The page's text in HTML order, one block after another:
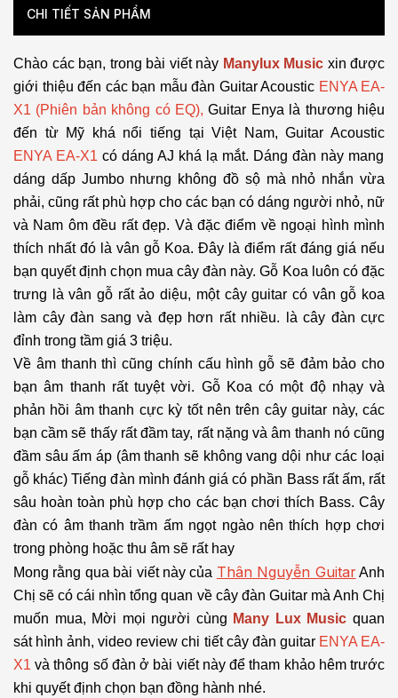
CHI TIẾT SẢN PHẨM
Chào các bạn, trong bài viết này Manylux Music xin được
giới thiệu đến các bạn mẫu đàn Guitar Acoustic ENYA EA-
X1 (Phiên bản không có EQ),Guitar Enya là thương hiệu
đến từ Mỹ khá nổi tiếng tại Việt Nam, Guitar Acoustic
ENYA EA-X1 có dáng AJ khá lạ mắt. Dáng đàn này mang
dáng dấp Jumbo nhưng không đồ sộ mà nhỏ nhắn vừa
phải, cũng rất phù hợp cho các bạn có dáng người nhỏ, nữ
và Nam ôm đều rất đẹp. Và đặc điểm về ngoại hình mình
thích nhất đó là vân gỗ Koa. Đây là điểm rất đáng giá nếu
bạn quyết định chọn mua cây đàn này. Gỗ Koa luôn có đặc
trưng là vân gỗ rất ảo diệu, một cây guitar có vân gỗ koa
làm cây đàn sang và đẹp hơn rất nhiều. là cây đàn cực
đỉnh trong tầm giá 3 triệu.
Về âm thanh thì cũng chính cấu hình gỗ sẽ đảm bảo cho
bạn âm thanh rất tuyệt vời. Gỗ Koa có một độ nhạy và
phản hồi âm thanh cực kỳ tốt nên trên cây guitar này, các
bạn cầm sẽ thấy rất đầm tay, rất nặng và âm thanh nó cũng
đầm sâu ấm áp (âm thanh sẽ không vang dội như các loại
gỗ khác) Tiếng đàn mình đánh giá có phần Bass rất ấm, rất
sâu hoàn toàn phù hợp cho các bạn chơi thích Bass. Cây
đàn có âm thanh trầm ấm ngọt ngào nên thích hợp chơi
trong phòng hoặc thu âm sẽ rất hay
Mong rằng qua bài viết này của Thân Nguyễn Guitar Anh
Chị sẽ có cái nhìn tổng quan về cây đàn Guitar mà Anh Chị
muốn mua, Mời mọi người cùng Many Lux Music quan
sát hình ảnh, video review chi tiết cây đàn guitar ENYA EA-
X1 vàthông số đàn ở bài viết này để tham khảo hêm trước
khi quyết định chọn bạn đồng hành nhé.